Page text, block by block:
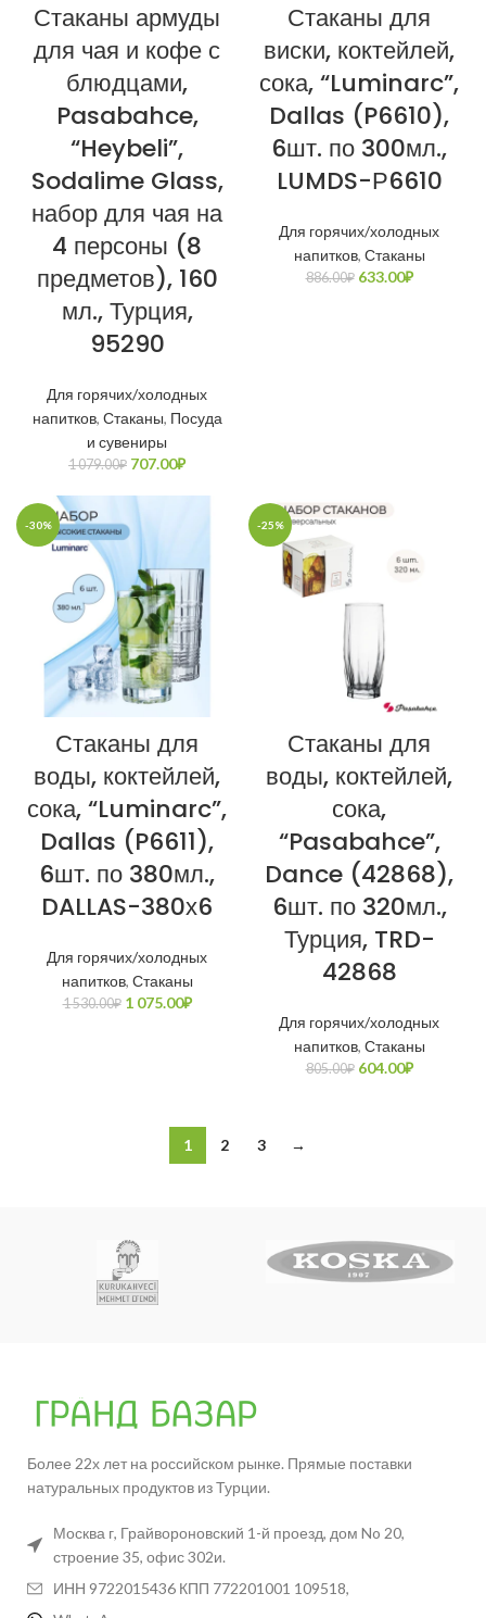
Стаканы армуды
для чая и кофе с
блюдцами,
Pasabahce,
“Heybeli”,
Sodalime Glass,
набор для чая на
4 персоны (8
предметов), 160
мл., Турция,
95290
Для горячих/холодных
напитков, Стаканы, Посуда
и сувениры
1 079.00₽ 707.00₽
Стаканы для
виски, коктейлей,
сока, “Luminarc”,
Dallas (P6610),
6шт. по 300мл.,
LUMDS-Р6610
Для горячих/холодных
напитков, Стаканы
886.00₽ 633.00₽
-30%
Стаканы для
воды, коктейлей,
сока, “Luminarc”,
Dallas (P6611),
6шт. по 380мл.,
DALLAS-380х6
Для горячих/холодных
напитков, Стаканы
1 530.00₽ 1 075.00₽
-25%
Стаканы для
воды, коктейлей,
сока,
“Pasabahce”,
Dance (42868),
6шт. по 320мл.,
Турция, TRD-
42868
Для горячих/холодных
напитков, Стаканы
805.00₽ 604.00₽
1 2 3 →
Более 22х лет на российском рынке. Прямые поставки
натуральных продуктов из Турции.
Москва г, Грайвороновский 1-й проезд, дом No 20,
строение 35, офис 302и.
ИНН 9722015436 КПП 772201001 109518,